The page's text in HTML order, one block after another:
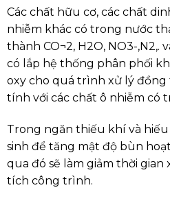
Các chất hữu cơ, các chất
nhiễm khác có trong nước
thành CO¬2, H2O, NO3-,N2,.
có lắp hệ thống phân phối
oxy cho quá trình xử lý
tính với các chất ô nhiễm có
Trong ngăn thiếu khí và
sinh để tăng mật độ bùn
qua đó sẽ làm giảm thời gian
tích công trình.